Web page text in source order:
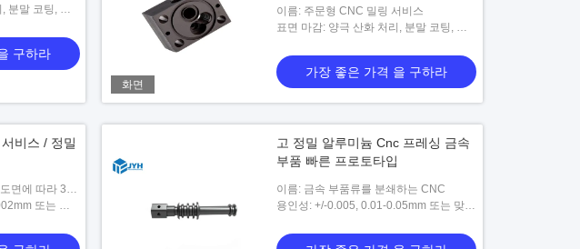
분말 코팅, 전
구하라
화면
이름: 주문형 CNC 밀링 서비스
표면 마감: 양극 산화 처리, 분말 코팅, 전
가장 좋은 가격 을 구하라
비스 / 정밀
면에 따라 3-5
또는 사
고 정밀 알루미늄 Cnc 프레싱 금속
부품 빠른 프로토타입
이름: 금속 부품류를 분쇄하는 CNC
용인성: +/-0.005, 0.01-0.05mm 또는 맞춤